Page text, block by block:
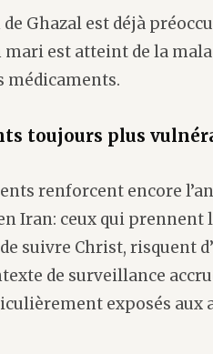
Ghazal est déjà
mari est atteint de la
médicaments.
toujours plus
renforcent encore
Iran: ceux qui prennent
suivre Christ, risquent
de surveillance
exposés aux